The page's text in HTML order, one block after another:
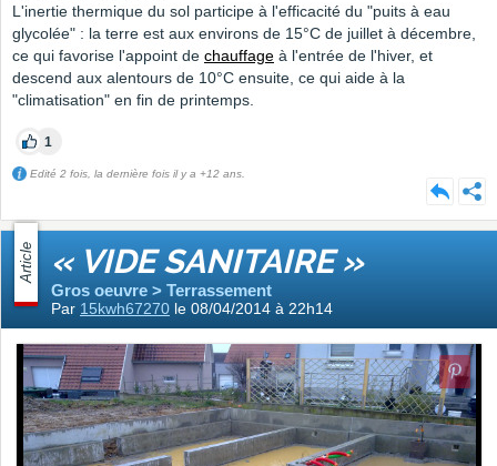
L'inertie thermique du sol participe à l'efficacité du "puits à eau
glycolée" : la terre est aux environs de 15°C de juillet à décembre,
ce qui favorise l'appoint de chauffage à l'entrée de l'hiver, et
descend aux alentours de 10°C ensuite, ce qui aide à la
"climatisation" en fin de printemps.
1
Edité 2 fois, la dernière fois il y a +12 ans.
Article « VIDE SANITAIRE »
Gros oeuvre > Terrassement
Par 15kwh67270 le 08/04/2014 à 22h14